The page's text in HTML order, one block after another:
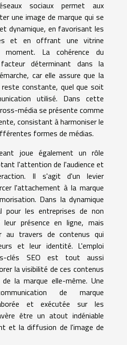
sociaux permet aux
une image de marque qui se
dynamique, en favorisant les
et en offrant une vitrine
La cohérence du
déterminant dans la
car elle assure que la
reste constante, quel que soit
utilisé. Dans cette
média se présente comme
consistant à harmoniser le
formes de médias.
joue également un rôle
l'attention de l'audience et
Il s'agit d'un levier
l'attachement à la marque
Dans la dynamique
les entreprises de non
leur présence en ligne, mais
au travers de contenus qui
et leur identité. L'emploi
clés SEO est tout aussi
la visibilité de ces contenus
la marque elle-même. Une
de marque
et exécutée sur les
être un atout indéniable
et la diffusion de l'image de